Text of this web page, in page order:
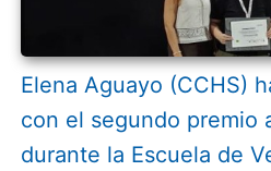
Elena Aguayo (CCHS)
con el segundo premio
durante la Escuela de